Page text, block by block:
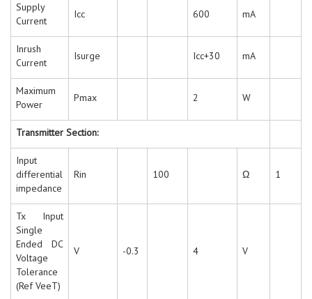
Supply
Current
Icc 600 mA
Inrush
Current
Isurge Icc+30 mA
Maximum
Power
Pmax 2 W
Transmitter Section:
Input
differential
impedance
Rin 100 Ω 1
Tx Input
Single
Ended DC
Voltage
Tolerance
(Ref VeeT)
V -0.3 4 V